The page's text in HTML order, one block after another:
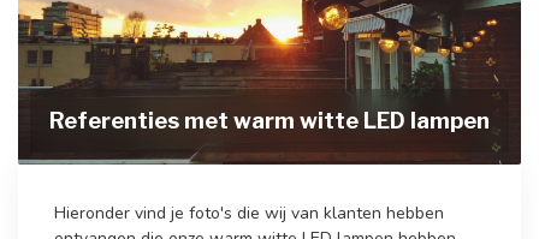
Referenties met warm witte LED lampen
Hieronder vind je foto's die wij van klanten hebben